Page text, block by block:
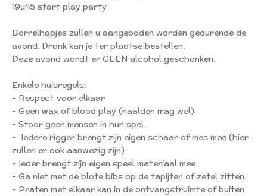
19u45 start play party
Borrelhapjes zullen u aangeboden worden gedurende de
avond. Drank kan je ter plaatse bestellen.
Deze avond wordt er GEEN alcohol geschonken.
Enkele huisregels:
- Respect voor elkaar
- Geen wax of blood play (naalden mag wel)
- Stoor geen mensen in hun spel.
- Iedere rigger brengt zijn eigen schaar of mes mee (hier
zullen er ook aanwezig zijn)
- Ieder brengt zijn eigen speel materiaal mee.
- Ga niet met de blote bibs op de tapijten of zetel zitten.
- Praten met elkaar kan in de ontvangstruimte of buiten